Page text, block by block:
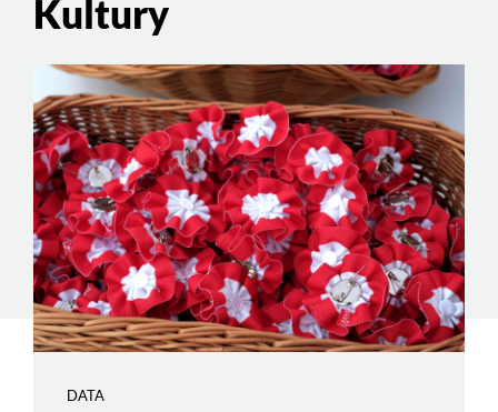
Kultury
DATA